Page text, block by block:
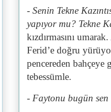
- Senin Tekne
yapıyor mu? Tekne
kızdırmasını
Ferid’e doğru
pencereden bahçeye
tebessümle.
- Faytonu bugün sen